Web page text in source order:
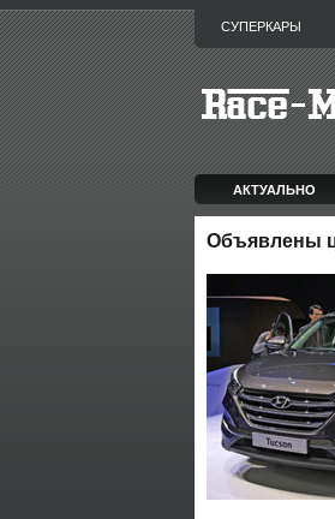
СУПЕРКАРЫ
АКТУАЛЬНО
Объявлены